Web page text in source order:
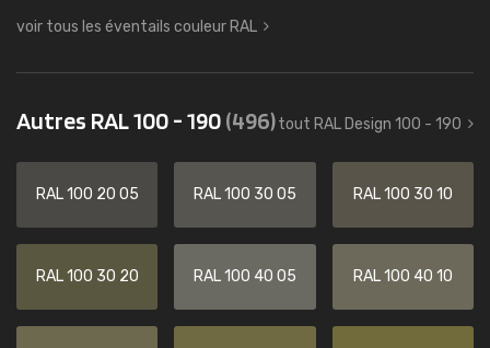
voir tous les éventails couleur RAL
Autres RAL 100 - 190(496)tout RAL Design 100 - 190
RAL 100 20 05 RAL 100 30 05 RAL 100 30 10
RAL 100 30 20 RAL 100 40 05 RAL 100 40 10